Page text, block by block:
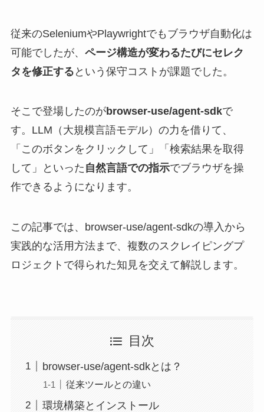
従来のSeleniumやPlaywrightでもブラウザ自動化は
可能でしたが、 ページ構造が変わるたびにセレク
タを修正する という保守コストが課題でした。
そこで登場したのがbrowser-use/agent-sdkで
す。LLM（大規模言語モデル）の力を借りて、
「このボタンをクリックして」「検索結果を取得
して」といった 自然言語での指示でブラウザを操
作できるようになります。
この記事では、browser-use/agent-sdkの導入から
実践的な活用方法まで、複数のスクレイピングプ
ロジェクトで得られた知見を交えて解説します。
目次
browser-use/agent-sdkとは？
従来ツールとの違い
環境構築とインストール